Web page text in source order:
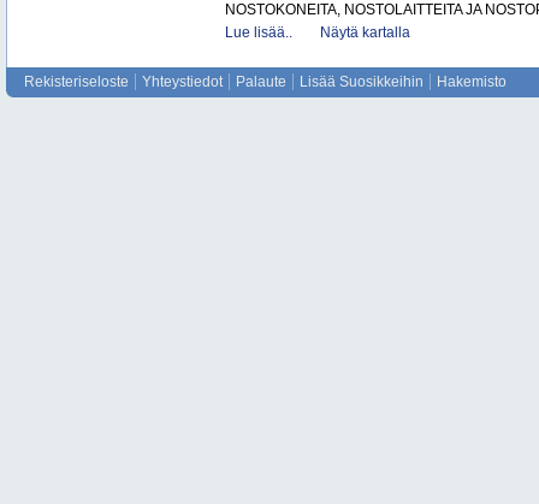
NOSTOKONEITA, NOSTOLAITTEITA JA
Lue lisää..
Näytä kartalla
Rekisteriseloste Yhteystiedot Palaute Lisää Suosikkeihin Hakemisto